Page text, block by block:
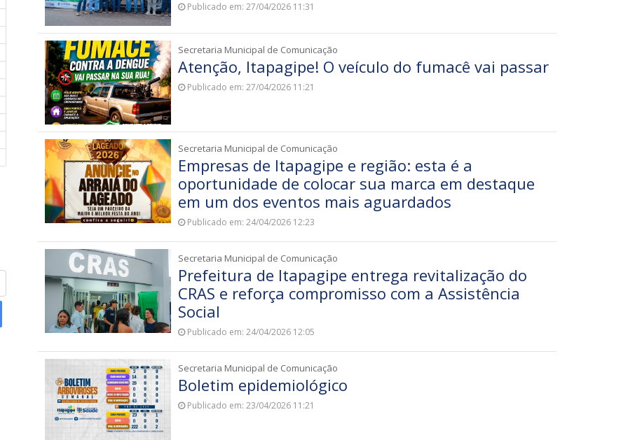
Publicado em: 27/04/2026 11:31
Secretaria Municipal de Comunicação
Atenção, Itapagipe! O veículo do fumacê vai passar
Publicado em: 27/04/2026 11:21
Secretaria Municipal de Comunicação
Empresas de Itapagipe e região: esta é a
oportunidade de colocar sua marca em destaque
em um dos eventos mais aguardados
Publicado em: 24/04/2026 12:23
Secretaria Municipal de Comunicação
Prefeitura de Itapagipe entrega revitalização do
CRAS e reforça compromisso com a Assistência
Social
Publicado em: 24/04/2026 12:05
Secretaria Municipal de Comunicação
Boletim epidemiológico
Publicado em: 23/04/2026 11:21